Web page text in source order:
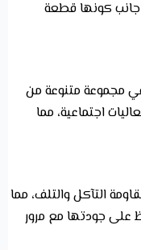
جانب كونها قطعة
مجموعة متنوعة من
اجتماعية، مما
التآكل والتلف، مما
على جودتها مع مرور